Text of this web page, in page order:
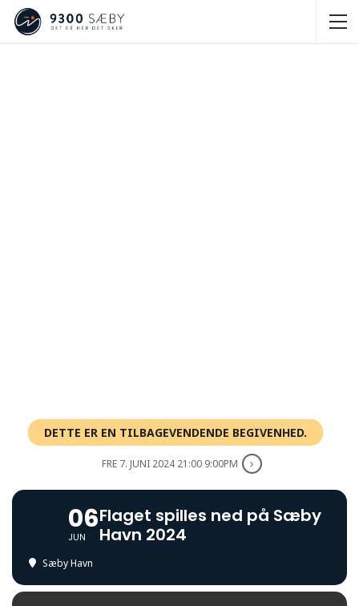
DETTE ER EN TILBAGEVENDENDE BEGIVENHED.
FRE 7. JUNI 2024 21:00 9:00PM
06
JUN
Flaget spilles ned på Sæby
Havn 2024
Sæby Havn